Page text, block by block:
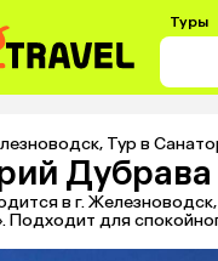
Туры
, Тур в
Дубрава
в г.
Подходит для